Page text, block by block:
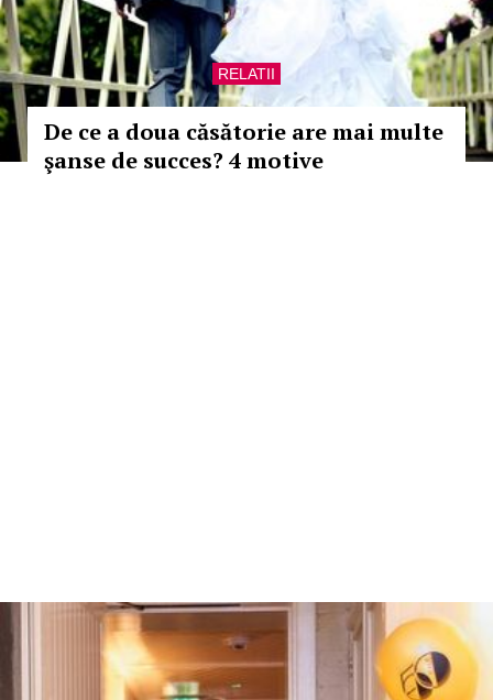
RELATII
De ce a doua căsătorie are mai multe
şanse de succes? 4 motive